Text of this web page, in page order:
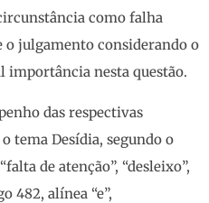
como falha
o julgamento considerando o
importância nesta questão.
das respectivas
tema Desídia, segundo o
de atenção”, “desleixo”,
482, alínea “e”,